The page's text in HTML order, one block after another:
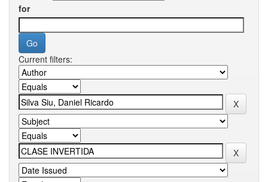
for
Current filters: